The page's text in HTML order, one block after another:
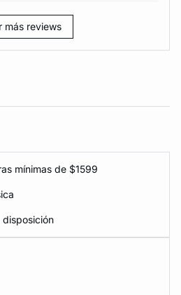
más reviews
mínimas de $1599
disposición